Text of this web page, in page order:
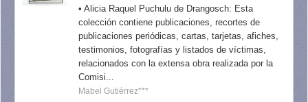
• Alicia Raquel Puchulu de Drangosch: Esta
colección contiene publicaciones, recortes de
publicaciones periódicas, cartas, tarjetas, afiches,
testimonios, fotografías y listados de víctimas,
relacionados con la extensa obra realizada por la
Comisi...
Mabel Gutiérrez***